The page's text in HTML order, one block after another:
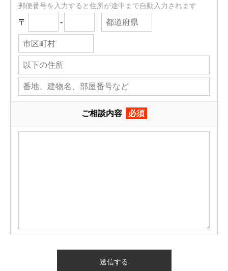
郵便番号を入力すると住所が途中まで自動入力されます
〒 -
ご相談内容 必須